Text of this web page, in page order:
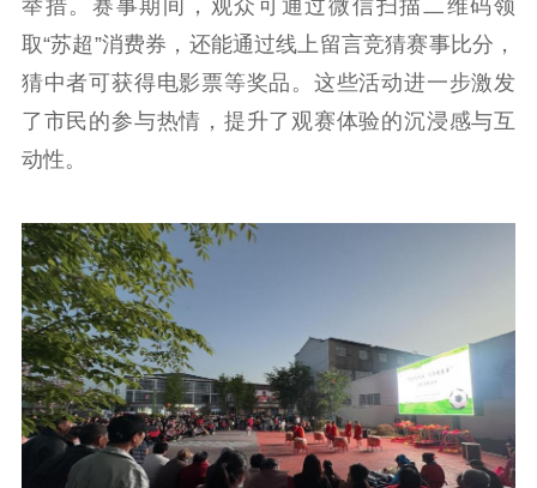
公共服务
新时代公民素养
提升资源库
新闻出版
政务服务
作品著作权
登记服务
科研创新
服务管理平台
统计分析
审读服务
电影
服务
责任编辑注册
业务申报系统
举措。赛事期间，观众可通过微信扫描二维码领
取“苏超”消费券，还能通过线上留言竞猜赛事比分，
猜中者可获得电影票等奖品。这些活动进一步激发
了市民的参与热情，提升了观赛体验的沉浸感与互
动性。